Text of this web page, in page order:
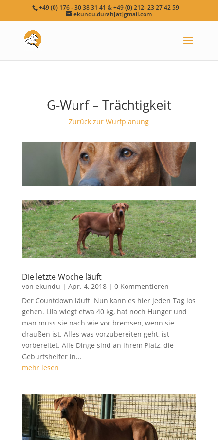
+49 (0) 176 - 30 38 31 41 & +49 (0) 212- 23 27 42 59
ekundu.durah[at]gmail.com
G-Wurf – Trächtigkeit
Zurück zur Wurfplanung
Die letzte Woche läuft
von ekundu | Apr. 4, 2018| 0 Kommentieren
Der Countdown läuft. Nun kann es hier jeden Tag los
gehen. Lila wiegt etwa 40 kg, hat noch Hunger und
man muss sie nach wie vor bremsen, wenn sie
draußen ist. Alles was vorzubereiten geht, ist
vorbereitet. Alle Dinge sind an ihrem Platz, die
Geburtshelfer in...
mehr lesen